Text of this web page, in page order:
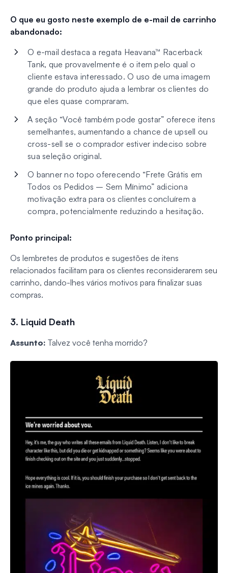
O que eu gosto neste exemplo de e-mail de carrinho
abandonado:
O e-mail destaca a regata Heavana™ Racerback
Tank, que provavelmente é o item pelo qual o
cliente estava interessado. O uso de uma imagem
grande do produto ajuda a lembrar os clientes do
que eles quase compraram.
A seção “Você também pode gostar” oferece itens
semelhantes, aumentando a chance de upsell ou
cross-sell se o comprador estiver indeciso sobre
sua seleção original.
O banner no topo oferecendo “Frete Grátis em
Todos os Pedidos – Sem Mínimo” adiciona
motivação extra para os clientes concluírem a
compra, potencialmente reduzindo a hesitação.
Ponto principal:
Os lembretes de produtos e sugestões de itens
relacionados facilitam para os clientes reconsiderarem seu
carrinho, dando-lhes vários motivos para finalizar suas
compras.
3. Liquid Death
Assunto: Talvez você tenha morrido?